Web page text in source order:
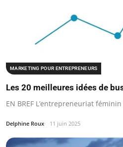
MARKETING POUR ENTREPRENEURS
Les 20 meilleures idées de
EN BREF L’entrepreneuriat
Delphine Roux 11 juin 2025